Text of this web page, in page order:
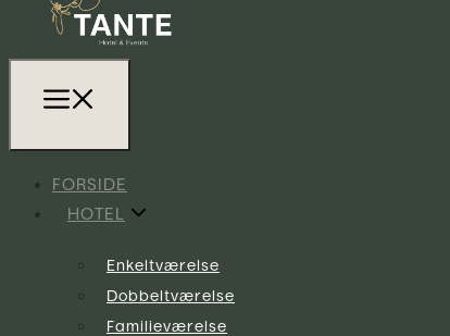
FORSIDE
HOTEL
Enkeltværelse
Dobbeltværelse
Familieværelse